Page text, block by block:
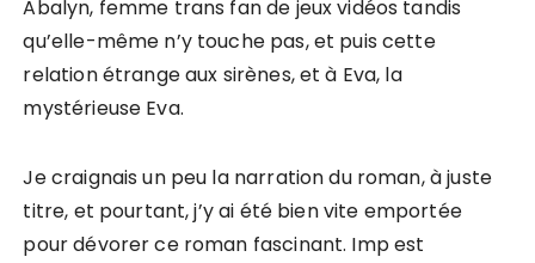
Abalyn, femme trans fan de jeux vidéos tandis
qu’elle-même n’y touche pas, et puis cette
relation étrange aux sirènes, et à Eva, la
mystérieuse Eva.
Je craignais un peu la narration du roman, à juste
titre, et pourtant, j’y ai été bien vite emportée
pour dévorer ce roman fascinant. Imp est